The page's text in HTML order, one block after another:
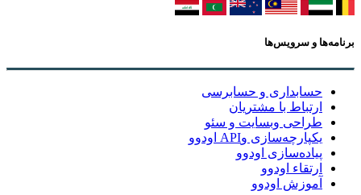
برنامه‌ها و سرویس‌ها
حسابداری و حسابرسی
ارتباط با مشتریان
طراحی وبسایت و سئو
یکپارچه‌سازی وAPI اودوو
پیاده‌سازی اودوو
ارتقاء اودوو
آموزش اودوو